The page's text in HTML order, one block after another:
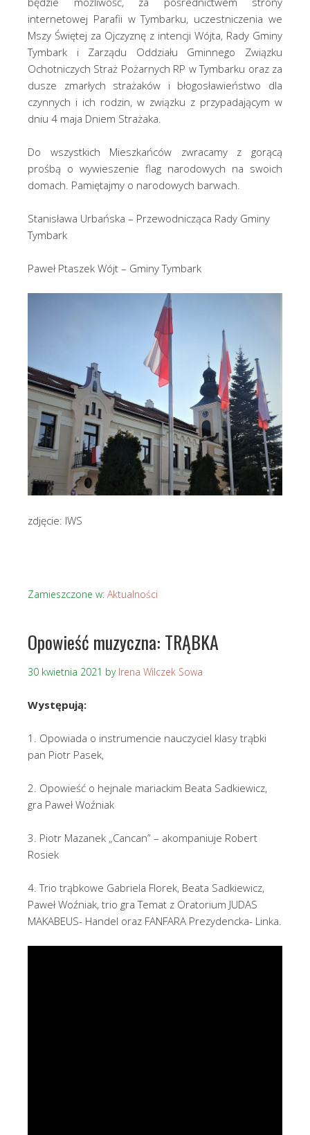
internetowej Parafii w Tymbarku, uczestniczenia we
Mszy Świętej za Ojczyznę z intencji Wójta, Rady Gminy
Tymbark i Zarządu Oddziału Gminnego Związku
Ochotniczych Straż Pożarnych RP w Tymbarku oraz za
dusze zmarłych strażaków i błogosławieństwo dla
czynnych i ich rodzin, w związku z przypadającym w
dniu 4 maja Dniem Strażaka.
Do wszystkich Mieszkańców zwracamy z gorącą
prośbą o wywieszenie flag narodowych na swoich
domach. Pamiętajmy o narodowych barwach.
Stanisława Urbańska – Przewodnicząca Rady Gminy
Tymbark
Paweł Ptaszek Wójt – Gminy Tymbark
zdjęcie: IWS
Zamieszczone w: Aktualności
Opowieść muzyczna: TRĄBKA
30 kwietnia 2021 by Irena Wilczek Sowa
Występują:
1. Opowiada o instrumencie nauczyciel klasy trąbki
pan Piotr Pasek,
2. Opowieść o hejnale mariackim Beata Sadkiewicz,
gra Paweł Woźniak
3. Piotr Mazanek „Cancan” – akompaniuje Robert
Rosiek
4. Trio trąbkowe Gabriela Florek, Beata Sadkiewicz,
Paweł Woźniak, trio gra Temat z Oratorium JUDAS
MAKABEUS- Handel oraz FANFARA Prezydencka- Linka.